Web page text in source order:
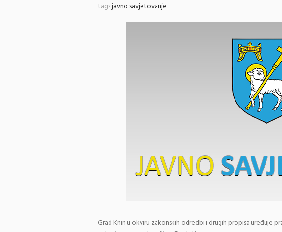
tagsjavno savjetovanje
Grad Knin u okviru zakonskih odredbi i drugih propisa uređuje